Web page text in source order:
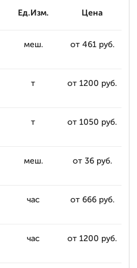
Ед.Изм. Цена
меш. от 461 руб.
т от 1200 руб.
т от 1050 руб.
меш. от 36 руб.
час от 666 руб.
час от 1200 руб.